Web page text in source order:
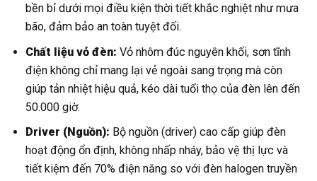
bền bỉ dưới mọi điều kiện thời tiết khắc nghiệt như mưa
bão, đảm bảo an toàn tuyệt đối.
Chất liệu vỏ đèn: Vỏ nhôm đúc nguyên khối, sơn tĩnh
điện không chỉ mang lại vẻ ngoài sang trọng mà còn
giúp tản nhiệt hiệu quả, kéo dài tuổi thọ của đèn lên đến
50.000 giờ.
Driver (Nguồn): Bộ nguồn (driver) cao cấp giúp đèn
hoạt động ổn định, không nhấp nháy, bảo vệ thị lực và
tiết kiệm đến 70% điện năng so với đèn halogen truyền